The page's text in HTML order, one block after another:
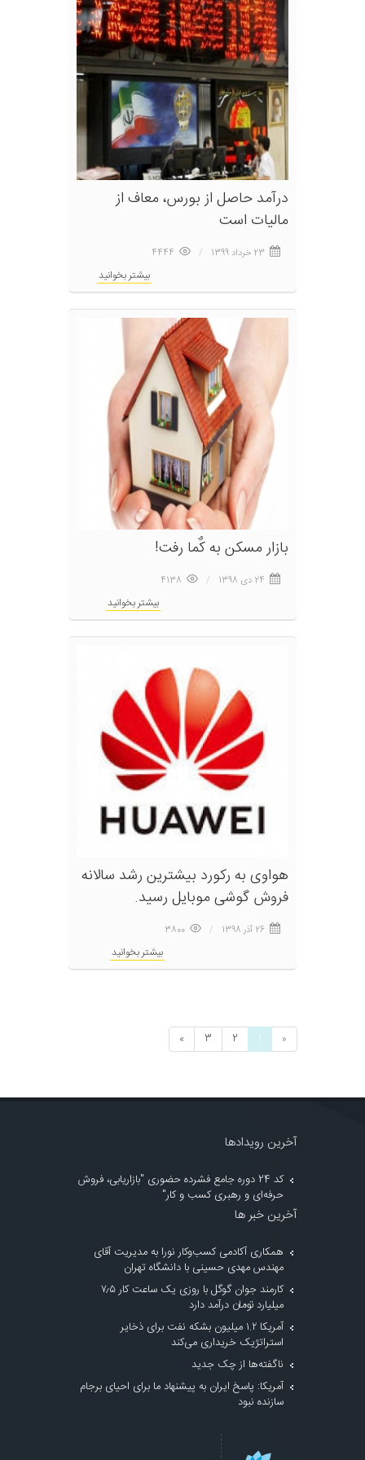
درآمد حاصل از بورس، معاف از
مالیات است
بیشتر بخوانید
بازار مسکن به کٌما رفت!
بیشتر بخوانید
هواوی به رکورد بیشترین رشد سالانه
فروش گوشی موبایل رسید.
بیشتر بخوانید
«
1
2
3
»
آخرین رویدادها
کد 24 دوره جامع فشرده حضوری "بازاریابی، فروش
حرفه‌ای و رهبری کسب و کار"
آخرین خبر ها
همکاری آکادمی کسب‌وکار نورا به مدیریت آقای
مهندس مهدی حسینی با دانشگاه تهران
کارمند جوان گوگل با روزی یک ساعت کار ۷٫۵
میلیارد تومان درآمد دارد
آمریکا ۱.۲ میلیون بشکه نفت برای ذخایر
استراتژیک خریداری می‌کند
ناگفته‌ها از چک جدید
آمریکا: پاسخ ایران به پیشنهاد ما برای احیای برجام
سازنده نبود